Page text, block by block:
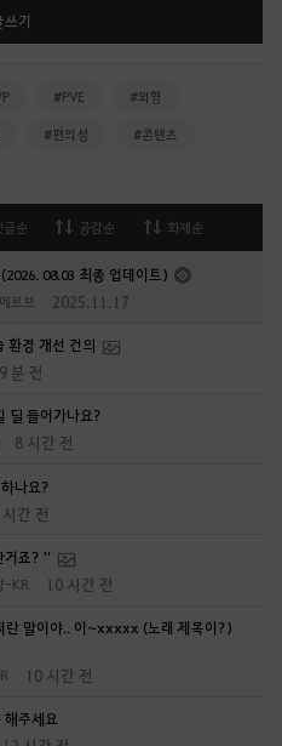
쓰기
#PVE #외형
#편의성 #콘텐츠
글순 공감순 화제순
08.03 최종 업데이트)
르브 2025.11.17
환경 개선 건의
분 전
딜 들어가나요?
8 시간 전
나요?
간 전
거죠? ''
-KR 10 시간 전
란 말이야.. 이~xxxxx (노래 제목이?)
10 시간 전
주세요